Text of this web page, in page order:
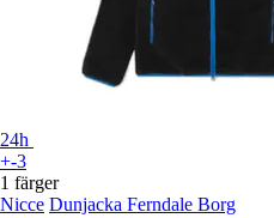
24h
+-3
1 färger
Nicce Dunjacka Ferndale Borg